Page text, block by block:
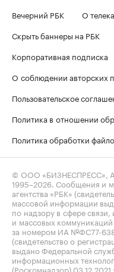
Вечерний РБК
О
Скрыть баннеры на РБК
Корпоративная подписка
О соблюдении авторских
Пользовательское
Политика в отношении
Политика обработки
© ООО «БИЗНЕСПРЕСС»,
1995–2026 . Сообщения и
агентства «РБК»
массовой информации
по надзору в сфере
и массовых
за номером ИА №ФС77-
(свидетельство о
выдано Федеральной
информационных
(Роскомнадзор)